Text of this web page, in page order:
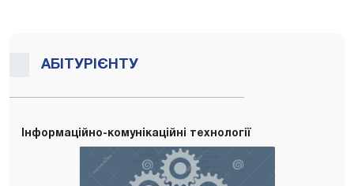
АБІТУРІЄНТУ
Інформаційно-комунікаційні технології